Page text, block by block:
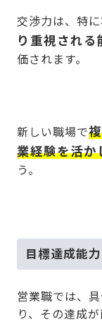
交渉力は、特に
り重視される
価されます。
新しい職場で
業経験を活か
う。
目標達成能力
営業職では、
り、その達成